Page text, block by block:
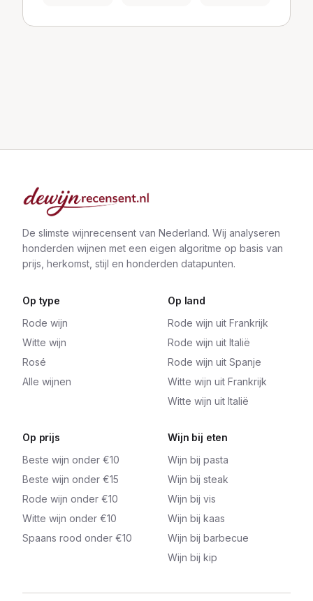
De slimste wijnrecensent van Nederland. Wij analyseren
honderden wijnen met een eigen algoritme op basis van
prijs, herkomst, stijl en honderden datapunten.
Op type
Rode wijn
Witte wijn
Rosé
Alle wijnen
Op land
Rode wijn uit Frankrijk
Rode wijn uit Italië
Rode wijn uit Spanje
Witte wijn uit Frankrijk
Witte wijn uit Italië
Op prijs
Beste wijn onder €10
Beste wijn onder €15
Rode wijn onder €10
Witte wijn onder €10
Spaans rood onder €10
Wijn bij eten
Wijn bij pasta
Wijn bij steak
Wijn bij vis
Wijn bij kaas
Wijn bij barbecue
Wijn bij kip